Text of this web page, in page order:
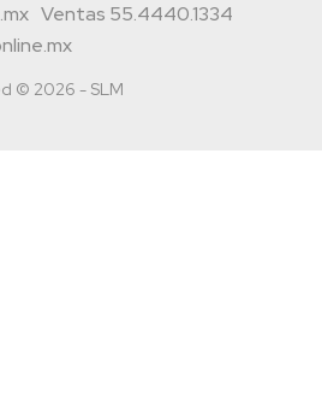
Ventas 55.4440.1334
© 2026 - SLM